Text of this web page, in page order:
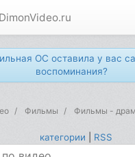
DimonVideo.ru
ОС оставила у вас
воспоминания?
Фильмы Фильмы -
категории RSS